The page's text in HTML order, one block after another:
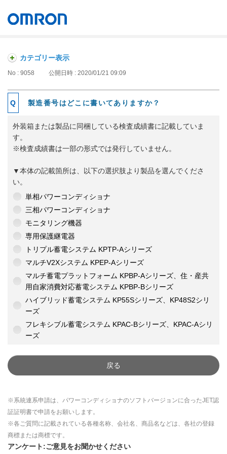
カテゴリー表示
No : 9058 公開日時 : 2020/01/21 09:09
製造番号はどこに書いてありますか？
外装箱または製品に同梱している検査成績書に記載していま
す。
※検査成績書は一部の形式では発行していません。
▼本体の記載箇所は、以下の選択肢より製品を選んでくださ
い。
単相パワーコンディショナ
三相パワーコンディショナ
モニタリング機器
専用保護継電器
トリプル蓄電システム KPTP-Aシリーズ
マルチV2Xシステム KPEP-Aシリーズ
マルチ蓄電プラットフォーム KPBP-Aシリーズ、住・産共
用自家消費対応蓄電システム KPBP-Bシリーズ
ハイブリッド蓄電システム KP55Sシリーズ、KP48S2シリ
ーズ
フレキシブル蓄電システム KPAC-Bシリーズ、KPAC-Aシリ
ーズ
戻る
※系統連系申請は、パワーコンディショナのソフトバージョンに合ったJET認
証証明書で申請をお願いします。
※各ご質問に記載されている各種名称、会社名、商品名などは、各社の登録
商標または商標です。
アンケート:ご意見をお聞かせください